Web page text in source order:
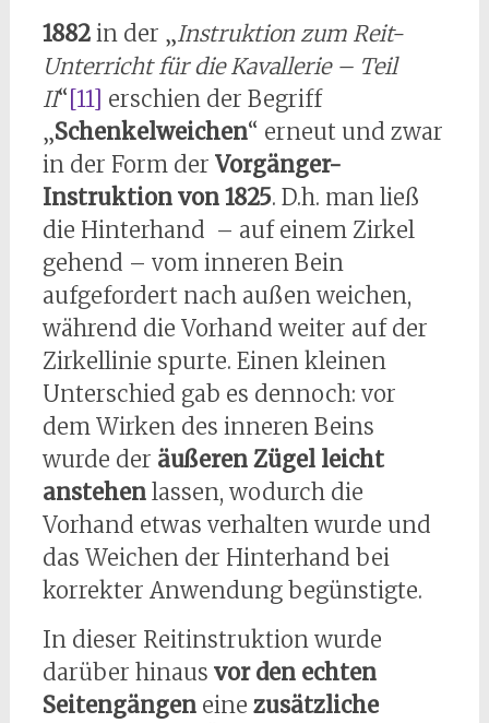
1882in der „Instruktion zum Reit-
Unterricht für die Kavallerie – Teil
II“[11] erschien der Begriff
„Schenkelweichen“ erneut und zwar
in der Form der Vorgänger-
Instruktion von 1825. D.h. man ließ
die Hinterhand – auf einem Zirkel
gehend – vom inneren Bein
aufgefordert nach außen weichen,
während die Vorhand weiter auf der
Zirkellinie spurte. Einen kleinen
Unterschied gab es dennoch: vor
dem Wirken des inneren Beins
wurde der äußeren Zügel leicht
anstehenlassen, wodurch die
Vorhand etwas verhalten wurde und
das Weichen der Hinterhand bei
korrekter Anwendung begünstigte.
In dieser Reitinstruktion wurde
darüber hinaus vor den echten
Seitengängeneine zusätzliche